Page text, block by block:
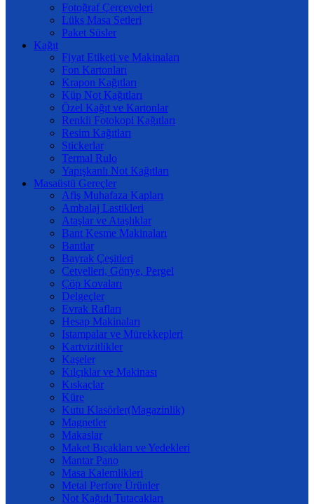
Fotoğraf Çerçeveleri
Lüks Masa Setleri
Paket Süsler
Kağıt
Fiyat Etiketi ve Makinaları
Fon Kartonları
Krapon Kağıtları
Küp Not Kağıtları
Özel Kağıt ve Kartonlar
Renkli Fotokopi Kağıtları
Resim Kağıtları
Stickerlar
Termal Rulo
Yapışkanlı Not Kağıtları
Masaüstü Gereçler
Afiş Muhafaza Kapları
Ambalaj Lastikleri
Ataşlar ve Ataşlıklar
Bant Kesme Makinaları
Bantlar
Bayrak Çeşitleri
Cetvelleri, Gönye, Pergel
Çöp Kovaları
Delgeçler
Evrak Rafları
Hesap Makinaları
Istampalar ve Mürekkepleri
Kartvizitlikler
Kaşeler
Kılçıklar ve Makinası
Kıskaçlar
Küre
Kutu Klasörler(Magazinlik)
Magnetler
Makaslar
Maket Bıçakları ve Yedekleri
Mantar Pano
Masa Kalemlikleri
Metal Perfore Ürünler
Not Kağıdı Tutacakları